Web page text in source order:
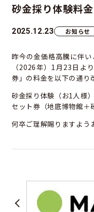
砂金採り体験料
2025.12.23 お知らせ
昨今の金価格高騰に伴
（2026年）1月23日よ
券」の料金を以下の通り
砂金採り体験（お1人様
セット券（地底博物館
何卒ご理解賜りますよう